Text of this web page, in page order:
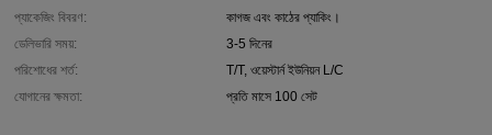
প্যাকেজিং বিবরণ:
কাগজ এবং কাঠের প্যাকিং।
ডেলিভারি সময়:
3-5 দিনের
পরিশোধের শর্ত:
T/T, ওয়েস্টার্ন ইউনিয়ন L/C
যোগানের ক্ষমতা:
প্রতি মাসে 100 সেট